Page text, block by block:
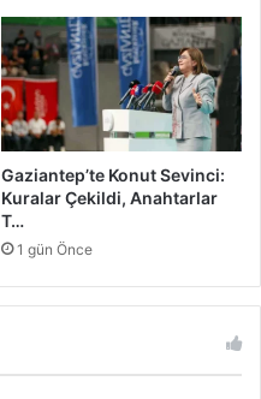
Gaziantep’te Konut Sevinci:
Kuralar Çekildi, Anahtarlar
T…
1 gün Önce